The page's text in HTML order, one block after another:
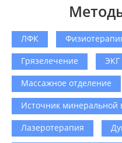
ЛФК
Грязелечение
ЭКГ
Массажное отделение
Источник минеральной
Лазеротерапия